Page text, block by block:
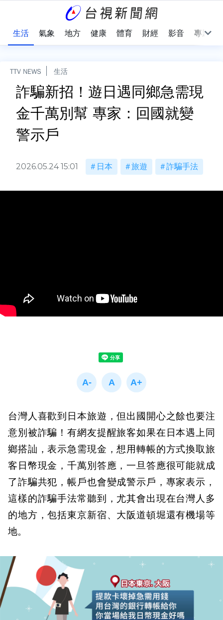
生活 氣象 地方 健康 體育 財經 影音 專題
TTV NEWS 生活
詐騙新招！遊日遇同鄉急需現
金千萬別幫 專家：回國就變
警示戶
2026.05.24 15:01 日本 旅遊 詐騙手法
台灣人喜歡到日本旅遊，但出國開心之餘也要注
意別被詐騙！有網友提醒旅客如果在日本遇上同
鄉搭訕，表示急需現金，想用轉帳的方式換取旅
客日幣現金，千萬別答應，一旦答應很可能就成
了詐騙共犯，帳戶也會變成警示戶，專家表示，
這樣的詐騙手法常聽到，尤其會出現在台灣人多
的地方，包括東京新宿、大阪道頓堀還有機場等
地。